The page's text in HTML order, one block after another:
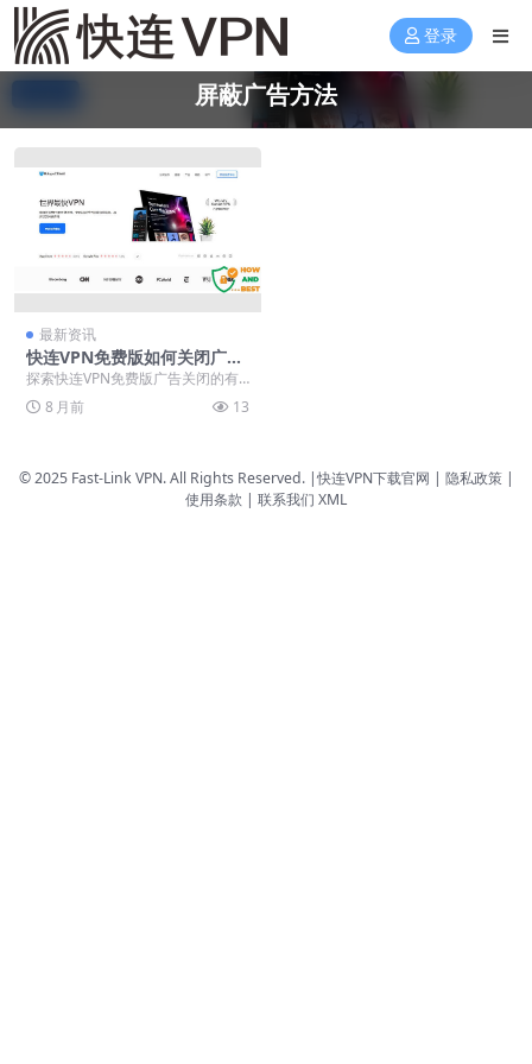
登录
屏蔽广告方法
最新资讯
快连VPN免费版如何关闭广
告？2025年纯净体验设置教程
探索快连VPN免费版广告关闭的有
效方法，了解广告出现机制与优化
设置。通过开启自动...
8 月前 13
© 2025 Fast-Link VPN. All Rights Reserved. |快连VPN下载官网 | 隐私政策 |
使用条款 | 联系我们 XML